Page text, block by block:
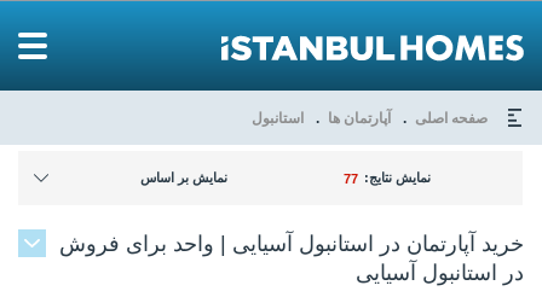
صفحه اصلی آپارتمان ها استانبول
نمایش نتایج: 77 نمایش بر اساس
خرید آپارتمان در استانبول آسیایی | واحد برای فروش
در استانبول آسیایی